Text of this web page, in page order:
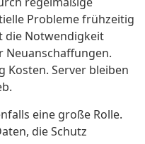
Probleme frühzeitig
die Notwendigkeit
Neuanschaffungen.
Kosten. Server bleiben
eine große Rolle.
die Schutz